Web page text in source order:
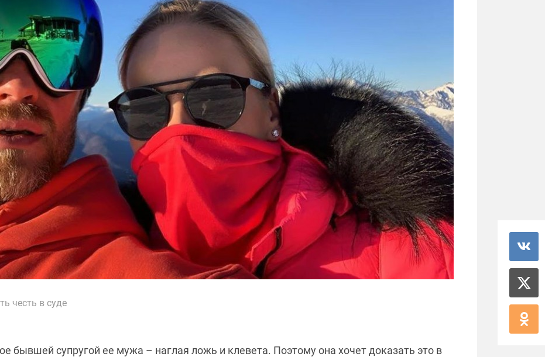
честь в суде
бывшей супругой ее мужа – наглая ложь и клевета. Поэтому она хочет доказать это в